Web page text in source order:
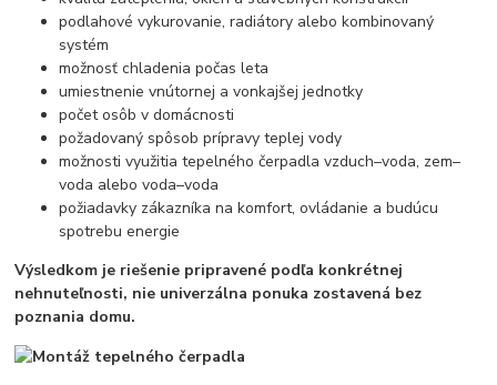
podlahové vykurovanie, radiátory alebo kombinovaný
systém
možnosť chladenia počas leta
umiestnenie vnútornej a vonkajšej jednotky
počet osôb v domácnosti
požadovaný spôsob prípravy teplej vody
možnosti využitia tepelného čerpadla vzduch–voda, zem–
voda alebo voda–voda
požiadavky zákazníka na komfort, ovládanie a budúcu
spotrebu energie
Výsledkom je riešenie pripravené podľa konkrétnej
nehnuteľnosti, nie univerzálna ponuka zostavená bez
poznania domu.